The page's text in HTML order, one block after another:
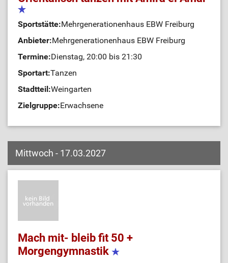
Sportstätte:Mehrgenerationenhaus EBW Freiburg
Anbieter:Mehrgenerationenhaus EBW Freiburg
Termine:Dienstag, 20:00 bis 21:30
Sportart:Tanzen
Stadtteil:Weingarten
Zielgruppe:Erwachsene
Mittwoch - 17.03.2027
Mach mit- bleib fit 50 +
Morgengymnastik